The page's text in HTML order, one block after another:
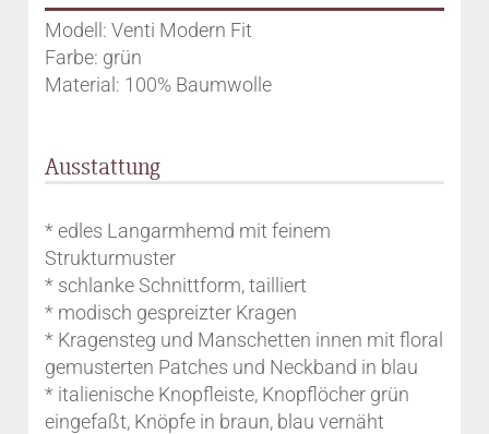
Modell: Venti Modern Fit
Farbe: grün
Material: 100% Baumwolle
Ausstattung
* edles Langarmhemd mit feinem
Strukturmuster
* schlanke Schnittform, tailliert
* modisch gespreizter Kragen
* Kragensteg und Manschetten innen mit floral
gemusterten Patches und Neckband in blau
* italienische Knopfleiste, Knopflöcher grün
eingefaßt, Knöpfe in braun, blau vernäht